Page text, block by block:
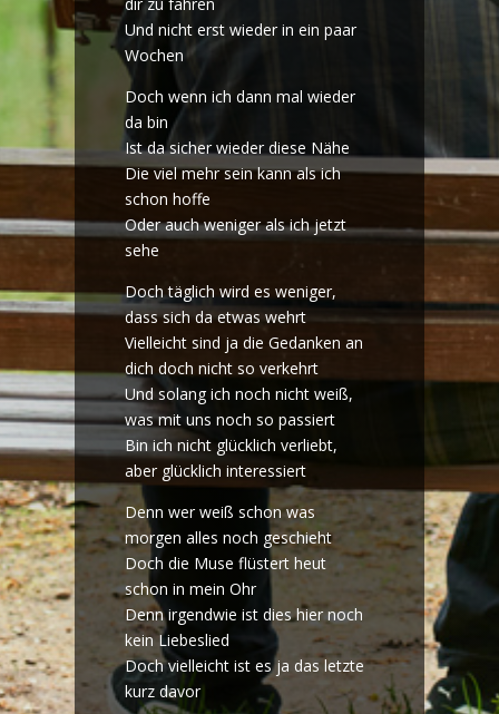
Und nicht erst wieder in ein paar
Wochen
Doch wenn ich dann mal wieder
da bin
Ist da sicher wieder diese Nähe
Die viel mehr sein kann als ich
schon hoffe
Oder auch weniger als ich jetzt
sehe
Doch täglich wird es weniger,
dass sich da etwas wehrt
Vielleicht sind ja die Gedanken an
dich doch nicht so verkehrt
Und solang ich noch nicht weiß,
was mit uns noch so passiert
Bin ich nicht glücklich verliebt,
aber glücklich interessiert
Denn wer weiß schon was
morgen alles noch geschieht
Doch die Muse flüstert heut
schon in mein Ohr
Denn irgendwie ist dies hier noch
kein Liebeslied
Doch vielleicht ist es ja das letzte
kurz davor